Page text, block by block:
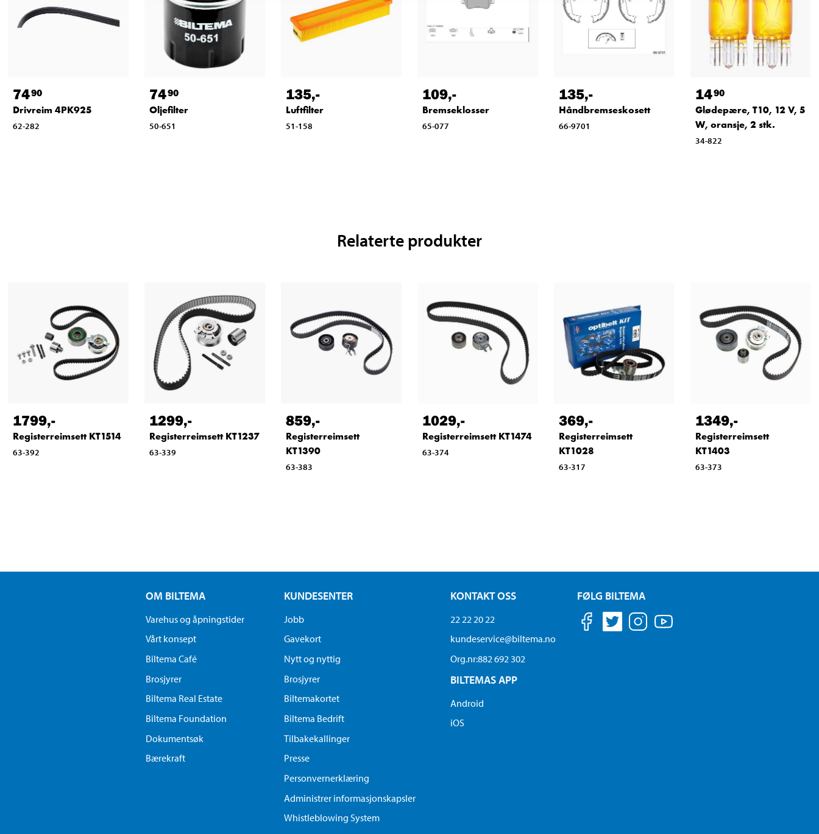
7490
Drivreim 4PK925
62-282
7490
Oljefilter
50-651
135,-
Luftfilter
51-158
109,-
Bremseklosser
65-077
135,-
Håndbremseskosett
66-9701
1490
Glødepære, T10, 12 V, 5
W, oransje, 2 stk.
34-822
Relaterte produkter
1799,-
Registerreimsett KT1514
63-392
1299,-
Registerreimsett KT1237
63-339
859,-
Registerreimsett
KT1390
63-383
1029,-
Registerreimsett KT1474
63-374
369,-
Registerreimsett
KT1028
63-317
1349,-
Registerreimsett
KT1403
63-373
OM BILTEMA
Varehus og åpningstider
Vårt konsept
Biltema Café
Brosjyrer
Biltema Real Estate
Biltema Foundation
Dokumentsøk
Bærekraft
KUNDESENTER
Jobb
Gavekort
Nytt og nyttig
Brosjyrer
Biltemakortet
Biltema Bedrift
Tilbakekallinger
Presse
Personvernerklæring
Administrer informasjonskapsler
Whistleblowing System
KONTAKT OSS
22 22 20 22
kundeservice@biltema.no
Org.nr:882 692 302
BILTEMAS APP
Android
iOS
FØLG BILTEMA